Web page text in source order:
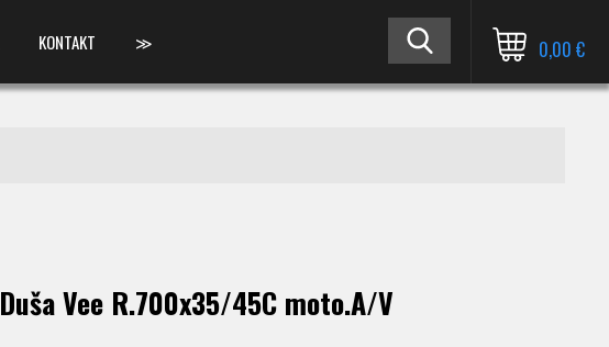
KONTAKT ≫ 0,00 €
Duša Vee R.700x35/45C moto.A/V